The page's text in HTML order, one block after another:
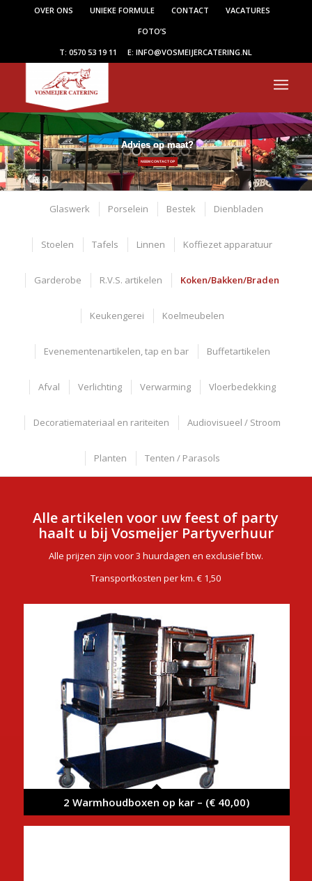
OVER ONS UNIEKE FORMULE CONTACT
VACATURES
FOTO’S
T: 0570 53 19 11
E: INFO@VOSMEIJERCATERING.NL
Advies op maat?
NEEM CONTACT OP
Glaswerk Porselein Bestek Dienbladen
Stoelen Tafels Linnen Koffiezet apparatuur
Garderobe R.V.S. artikelen Koken/Bakken/Braden
Keukengerei Koelmeubelen
Evenementenartikelen, tap en bar Buffetartikelen
Afval Verlichting Verwarming Vloerbedekking
Decoratiemateriaal en rariteiten Audiovisueel / Stroom
Planten Tenten / Parasols
Alle artikelen voor uw feest of party
haalt u bij Vosmeijer Partyverhuur
Alle prijzen zijn voor 3 huurdagen en exclusief btw.
Transportkosten per km. € 1,50
2 Warmhoudboxen op kar – (€ 40,00)